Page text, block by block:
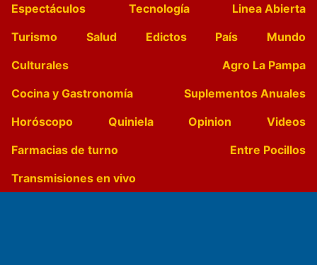
Espectáculos
Tecnología
Linea Abierta
Turismo
Salud Edictos País
Mundo
Culturales
Agro La Pampa
Cocina y Gastronomía
Suplementos Anuales
Horóscopo
Quiniela Opinion
Videos
Farmacias de turno
Entre Pocillos
Transmisiones en vivo